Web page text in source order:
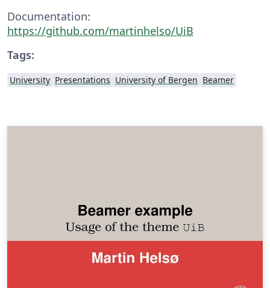
Documentation:
https://github.com/martinhelso/UiB
Tags:
University Presentations University of Bergen Beamer